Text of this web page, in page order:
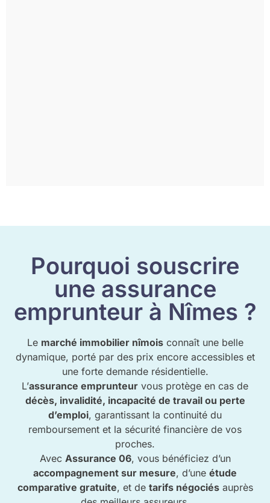
Pourquoi souscrire
une assurance
emprunteur à Nîmes ?
Le marché immobilier nîmoisconnaît une belle
dynamique, porté par des prix encore accessibles et
une forte demande résidentielle.
L’assurance emprunteur vous protège en cas de
décès, invalidité, incapacité de travail ou perte
d’emploi, garantissant la continuité du
remboursement et la sécurité financière de vos
proches.
Avec Assurance 06, vous bénéficiez d’un
accompagnement sur mesure, d’une étude
comparative gratuite, et de tarifs négociésauprès